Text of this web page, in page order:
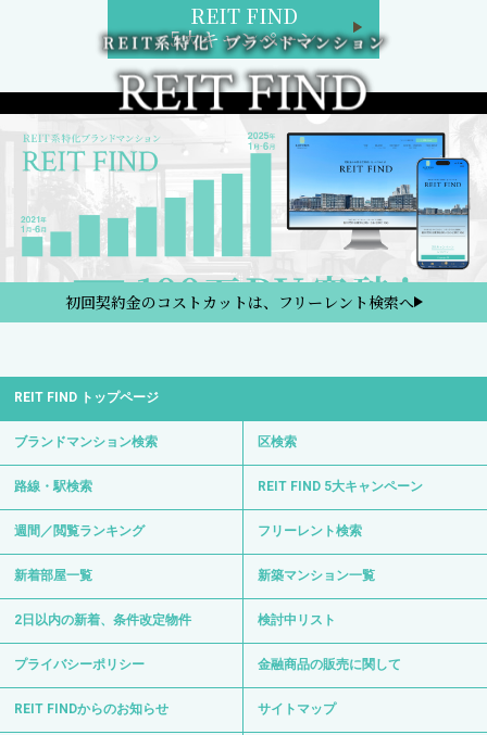
REIT FIND
5大キャンペーン
初回契約金のコストカットは、フリーレント検索へ
REIT FIND トップページ
ブランドマンション検索 区検索
路線・駅検索 REIT FIND 5大キャンペーン
週間／閲覧ランキング フリーレント検索
新着部屋一覧 新築マンション一覧
2日以内の新着、条件改定物件 検討中リスト
プライバシーポリシー 金融商品の販売に関して
REIT FINDからのお知らせ サイトマップ